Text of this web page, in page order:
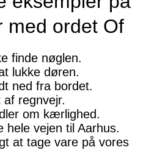
ordet Of
finde nøglen.
lukke døren.
ned fra bordet.
regnvejr.
om kærlighed.
hele vejen til Aarhus.
at tage vare på vores